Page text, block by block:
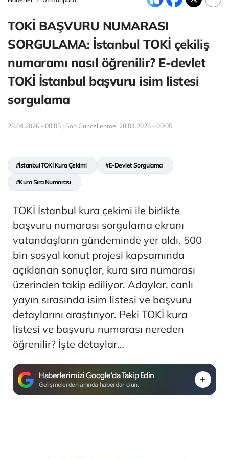
TOKİ BAŞVURU NUMARASI
SORGULAMA: İstanbul TOKİ çekiliş
numaramı nasıl öğrenilir? E-devlet
TOKİ İstanbul başvuru isim listesi
sorgulama
28.04.2026 - 00:05 | Son Güncellenme: 28.04.2026 - 00:05
#İstanbul TOKİ Kura Çekimi #E-Devlet Sorgulama
#Kura Sıra Numarası
TOKİ İstanbul kura çekimi ile birlikte
başvuru numarası sorgulama ekranı
vatandaşların gündeminde yer aldı. 500
bin sosyal konut projesi kapsamında
açıklanan sonuçlar, kura sıra numarası
üzerinden takip ediliyor. Adaylar, canlı
yayın sırasında isim listesi ve başvuru
detaylarını araştırıyor. Peki TOKİ kura
listesi ve başvuru numarası nereden
öğrenilir? İşte detaylar…
Haberlerimizi Google'da Takip Edin
Gelişmelerden anında haberdar olun.